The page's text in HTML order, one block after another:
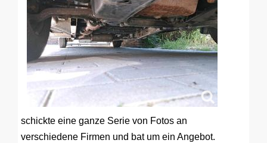
schickte eine ganze Serie von Fotos an
verschiedene Firmen und bat um ein Angebot.